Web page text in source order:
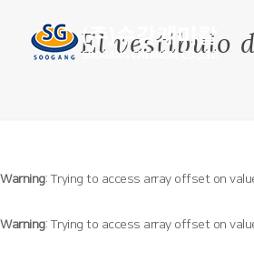
El vestíbulo
Warning: Trying to access array offset on
Warning: Trying to access array offset on